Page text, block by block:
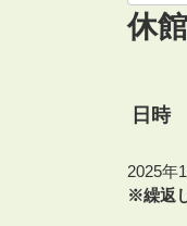
休館
日時
2025年
※繰返